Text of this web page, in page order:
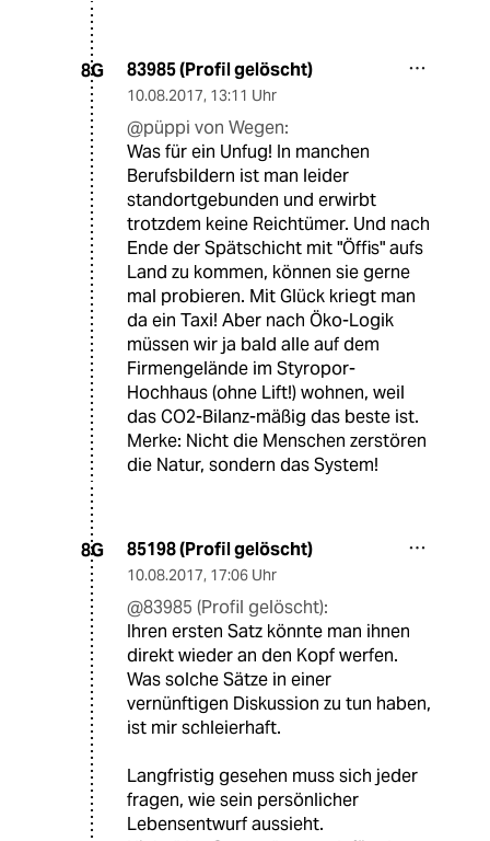
8G 83985 (Profil gelöscht)
10.08.2017, 13:11 Uhr
@püppi von Wegen:
Was für ein Unfug! In manchen
Berufsbildern ist man leider
standortgebunden und erwirbt
trotzdem keine Reichtümer. Und nach
Ende der Spätschicht mit "Öffis" aufs
Land zu kommen, können sie gerne
mal probieren. Mit Glück kriegt man
da ein Taxi! Aber nach Öko-Logik
müssen wir ja bald alle auf dem
Firmengelände im Styropor-
Hochhaus (ohne Lift!) wohnen, weil
das CO2-Bilanz-mäßig das beste ist.
Merke: Nicht die Menschen zerstören
die Natur, sondern das System!
8G 85198 (Profil gelöscht)
10.08.2017, 17:06 Uhr
@83985 (Profil gelöscht):
Ihren ersten Satz könnte man ihnen
direkt wieder an den Kopf werfen.
Was solche Sätze in einer
vernünftigen Diskussion zu tun haben,
ist mir schleierhaft.
Langfristig gesehen muss sich jeder
fragen, wie sein persönlicher
Lebensentwurf aussieht.